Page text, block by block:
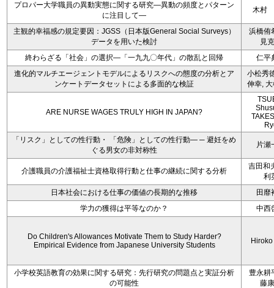
プロパー大学職員の異動実態に関する研究―異動の頻度とパターン
に注目して―
木村
主観的幸福感の規定要因：JGSS（日本版General Social Surveys）
データを用いた検討
浜橋侑
見
終わらざる「社会」の選択―「一九九〇年代」の散乱と回帰
仁平
進化的マルチエージェントモデルによるリスクへの態度の分析とア
ンケートデータセットによる多面的な検証
小松秀
伸幸,
ARE NURSE WAGES TRULY HIGH IN JAPAN?
「リスク」としての性行動・ 「危険」としての性行動― ─ 避妊をめ
ぐる男女の非対称性
片瀬
介護職員の介護福祉士資格取得行動と仕事の継続に関する分析
吉田和
利
日本社会における仕事の価値の長期的な推移
田靡
学力の獲得は平等なのか？
中西
Do Children's Allowances Motivate Them to Study Harder?
Empirical Evidence from Japanese University Students
小学校英語教育の効果に関する研究：先行研究の問題点と実証分析
の可能性
豊永耕
藤